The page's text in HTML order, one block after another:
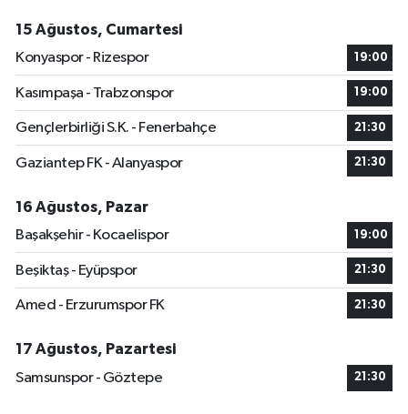
15 Ağustos, Cumartesi
Konyaspor - Rizespor
19:00
Kasımpaşa - Trabzonspor 19:00
Gençlerbirliği S.K. - Fenerbahçe 21:30
Gaziantep FK - Alanyaspor 21:30
16 Ağustos, Pazar
Başakşehir - Kocaelispor
19:00
Beşiktaş - Eyüpspor 21:30
Amed - Erzurumspor FK 21:30
17 Ağustos, Pazartesi
Samsunspor - Göztepe
21:30